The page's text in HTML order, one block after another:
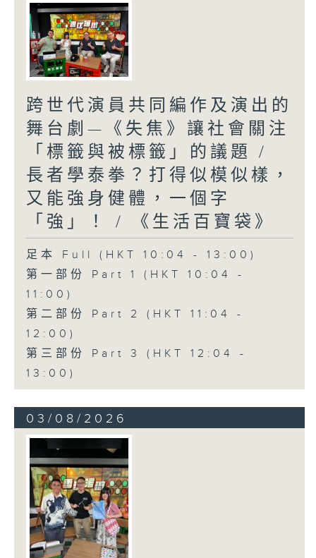
跨世代演員共同編作及演出的
舞台劇—《失焦》讓社會關注
「標籤與被標籤」的議題 /
長者學泰拳？打得似模似樣，
又能強身健體，一個字
「強」！ / 《生活百寶袋》
足本 Full (HKT 10:04 - 13:00)
第一部份 Part 1 (HKT 10:04 -
11:00)
第二部份 Part 2 (HKT 11:04 -
12:00)
第三部份 Part 3 (HKT 12:04 -
13:00)
03/08/2026